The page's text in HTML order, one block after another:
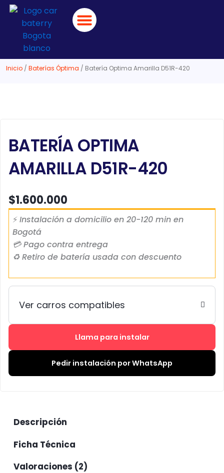
contenido
Inicio / Baterías Óptima / Batería Optima Amarilla D51R-420
BATERÍA OPTIMA
AMARILLA D51R-420
$1.600.000
⚡Instalación a domicilio en 20-120 min en
Bogotá
💳 Pago contra entrega
♻ Retiro de batería usada con descuento
Ver carros compatibles
Llama para instalar
Pedir instalación por WhatsApp
Descripción
Ficha Técnica
Valoraciones (2)